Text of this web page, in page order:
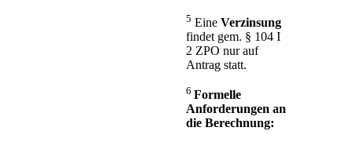
5 Eine Verzinsung
findet gem. § 104 I
2 ZPO nur auf
Antrag statt.
6 Formelle
Anforderungen an
die Berechnung: